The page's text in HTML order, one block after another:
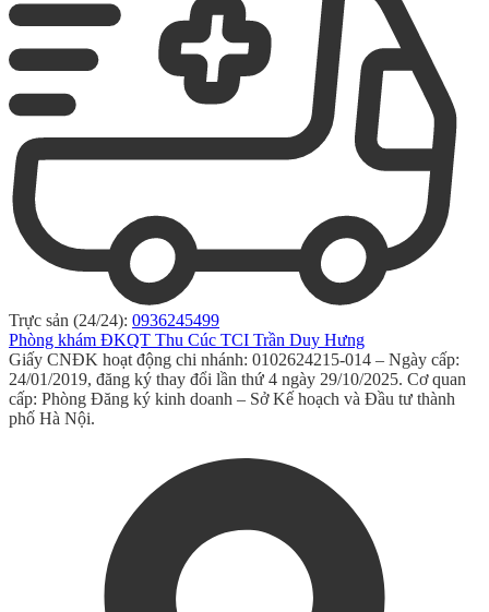
Trực sản (24/24): 0936245499
Phòng khám ĐKQT Thu Cúc TCI Trần Duy Hưng
Giấy CNĐK hoạt động chi nhánh: 0102624215-014 – Ngày cấp:
24/01/2019, đăng ký thay đổi lần thứ 4 ngày 29/10/2025. Cơ quan
cấp: Phòng Đăng ký kinh doanh – Sở Kế hoạch và Đầu tư thành
phố Hà Nội.